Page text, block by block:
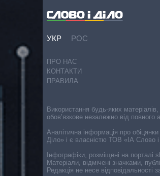
УКР РОС
ПРО НАС
КОНТАКТИ
ПРАВИЛА
Використання будь-яких
обов’язкове незалежно від повного
Аналітична інформація про
Діло» і є власністю ТОВ «ІА Слово і
Інфографіки, розміщені на
Матеріали, відмічені значками,
Редакція не несе